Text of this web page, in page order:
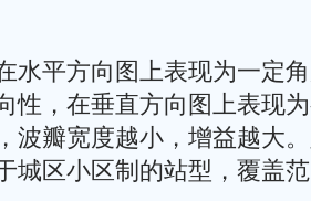
水平方向图上表现为一定
性，在垂直方向图上表现
波瓣宽度越小，增益越大
城区小区制的站型，覆盖